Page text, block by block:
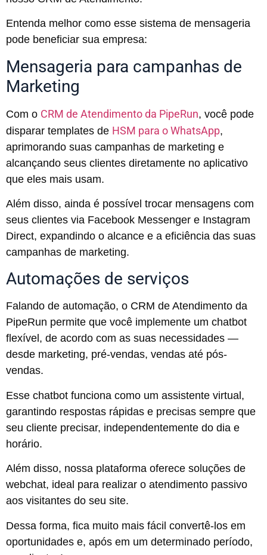
Entenda melhor como esse sistema de mensageria
pode beneficiar sua empresa:
Mensageria para campanhas de
Marketing
Com o CRM de Atendimento da PipeRun, você pode
disparar templates de HSM para o WhatsApp,
aprimorando suas campanhas de marketing e
alcançando seus clientes diretamente no aplicativo
que eles mais usam.
Além disso, ainda é possível trocar mensagens com
seus clientes via Facebook Messenger e Instagram
Direct, expandindo o alcance e a eficiência das suas
campanhas de marketing.
Automações de serviços
Falando de automação, o CRM de Atendimento da
PipeRun permite que você implemente um chatbot
flexível, de acordo com as suas necessidades —
desde marketing, pré-vendas, vendas até pós-
vendas.
Esse chatbot funciona como um assistente virtual,
garantindo respostas rápidas e precisas sempre que
seu cliente precisar, independentemente do dia e
horário.
Além disso, nossa plataforma oferece soluções de
webchat, ideal para realizar o atendimento passivo
aos visitantes do seu site.
Dessa forma, fica muito mais fácil convertê-los em
oportunidades e, após em um determinado período,